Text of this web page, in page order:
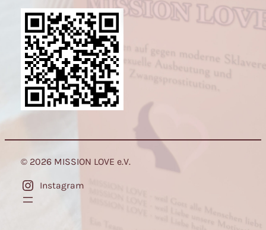
© 2026 MISSION LOVE e.V.
Instagram